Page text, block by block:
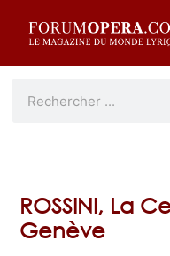
ROSSINI, La
Genève